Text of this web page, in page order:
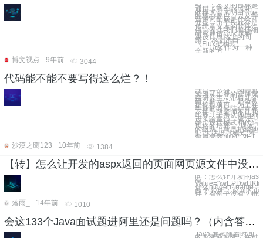
引言：本文的目标是
通过了解Flux 提出
的模式，来明白Flux
的核心要点，以及弄
清楚它到底是什么。
并且，由于Flux不是
传统意义上的软件
包，因此我们将仔细
研究通过Flux 来解
决设计思路上的问
题。 本文选自
《Flux架构》。
Flux 作为一种
全新的方
博文视点
9年前 3044
代码能不能不要写得这么烂？！
我是一个研二的即将
实习和毕业的普通屌
丝研究生，带着几个
研一的同学一起做数
据挖掘项目。为了在
毕业的时候防止青黄
不接导致老师不让我
毕业，于是从他们刚
进实验室起，就“开
始了设计模式和代码
风格的培养”。具体
的做法，就是扔给他
们“大话设计模式”和
金旭亮老师的“.NET
沙漠之鹰123
10年前 1384
【转】怎么让开发的aspx返回的页面网页源文件中没有“乱码”ViewState???
问：怎么让开发的
有
Value="/
什么hidden"
西？ 说明：返回的页
件？有例子没有？推
落雨_
14年前 1010
会这133个Java面试题进阿里还是问题吗？（内含答案解析）
Java 面试随着时间